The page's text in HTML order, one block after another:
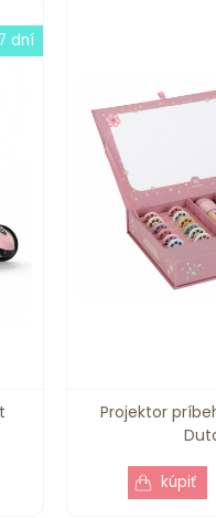
dní
Projektor